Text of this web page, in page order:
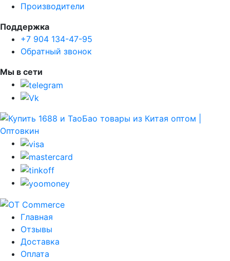
Производители
Поддержка
+7 904 134-47-95
Обратный звонок
Мы в сети
Главная
Отзывы
Доставка
Оплата